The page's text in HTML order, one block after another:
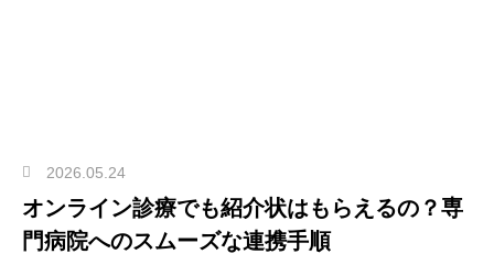
2026.05.24
オンライン診療でも紹介状はもらえるの？専
門病院へのスムーズな連携手順